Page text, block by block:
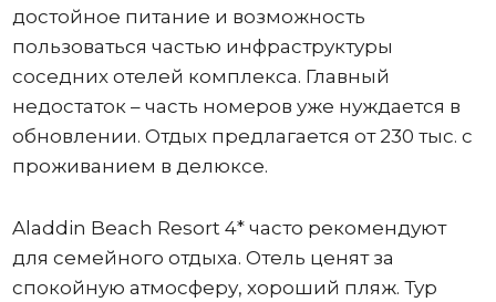
достойное питание и возможность
пользоваться частью инфраструктуры
соседних отелей комплекса. Главный
недостаток – часть номеров уже нуждается в
обновлении. Отдых предлагается от 230 тыс. с
проживанием в делюксе.
Aladdin Beach Resort 4* часто рекомендуют
для семейного отдыха. Отель ценят за
спокойную атмосферу, хороший пляж. Тур